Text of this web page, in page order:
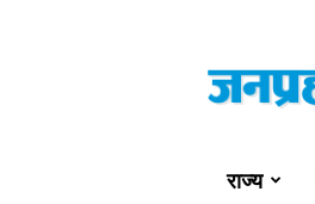
Prahari
Express
राज्य